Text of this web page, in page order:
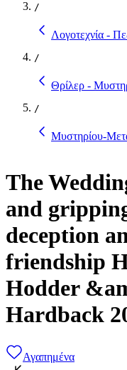
/
Λογοτεχνία -
/
Θρίλερ -
/
Μυστηρίου-
The
and
deception
friendship
Hodder
Hardback
Αγαπημένα